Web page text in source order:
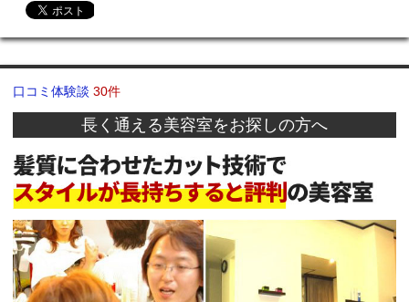
口コミ体験談 30件
長く通える美容室をお探しの方へ